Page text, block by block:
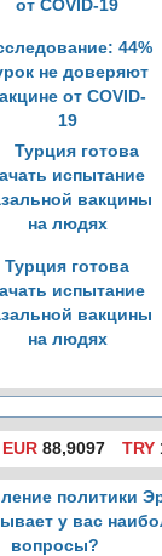
44%
не доверяют
от COVID-
19
Турция готова
испытание
вакцины
на людях
EUR 88,9097 TRY
политики
у вас
вопросы?